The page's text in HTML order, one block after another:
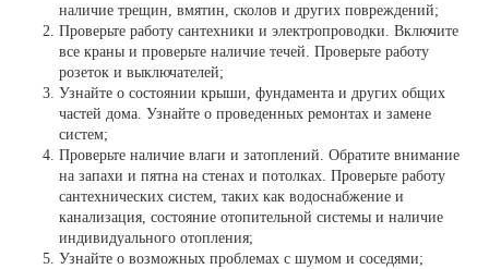
наличие трещин, вмятин, сколов и других повреждений;
Проверьте работу сантехники и электропроводки. Включите
все краны и проверьте наличие течей. Проверьте работу
розеток и выключателей;
Узнайте о состоянии крыши, фундамента и других общих
частей дома. Узнайте о проведенных ремонтах и замене
систем;
Проверьте наличие влаги и затоплений. Обратите внимание
на запахи и пятна на стенах и потолках. Проверьте работу
сантехнических систем, таких как водоснабжение и
канализация, состояние отопительной системы и наличие
индивидуального отопления;
Узнайте о возможных проблемах с шумом и соседями;